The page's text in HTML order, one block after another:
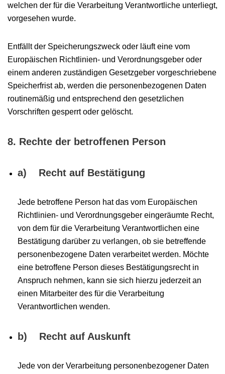
welchen der für die Verarbeitung Verantwortliche unterliegt,
vorgesehen wurde.
Entfällt der Speicherungszweck oder läuft eine vom
Europäischen Richtlinien- und Verordnungsgeber oder
einem anderen zuständigen Gesetzgeber vorgeschriebene
Speicherfrist ab, werden die personenbezogenen Daten
routinemäßig und entsprechend den gesetzlichen
Vorschriften gesperrt oder gelöscht.
8. Rechte der betroffenen Person
a) Recht auf Bestätigung
Jede betroffene Person hat das vom Europäischen
Richtlinien- und Verordnungsgeber eingeräumte Recht,
von dem für die Verarbeitung Verantwortlichen eine
Bestätigung darüber zu verlangen, ob sie betreffende
personenbezogene Daten verarbeitet werden. Möchte
eine betroffene Person dieses Bestätigungsrecht in
Anspruch nehmen, kann sie sich hierzu jederzeit an
einen Mitarbeiter des für die Verarbeitung
Verantwortlichen wenden.
b) Recht auf Auskunft
Jede von der Verarbeitung personenbezogener Daten